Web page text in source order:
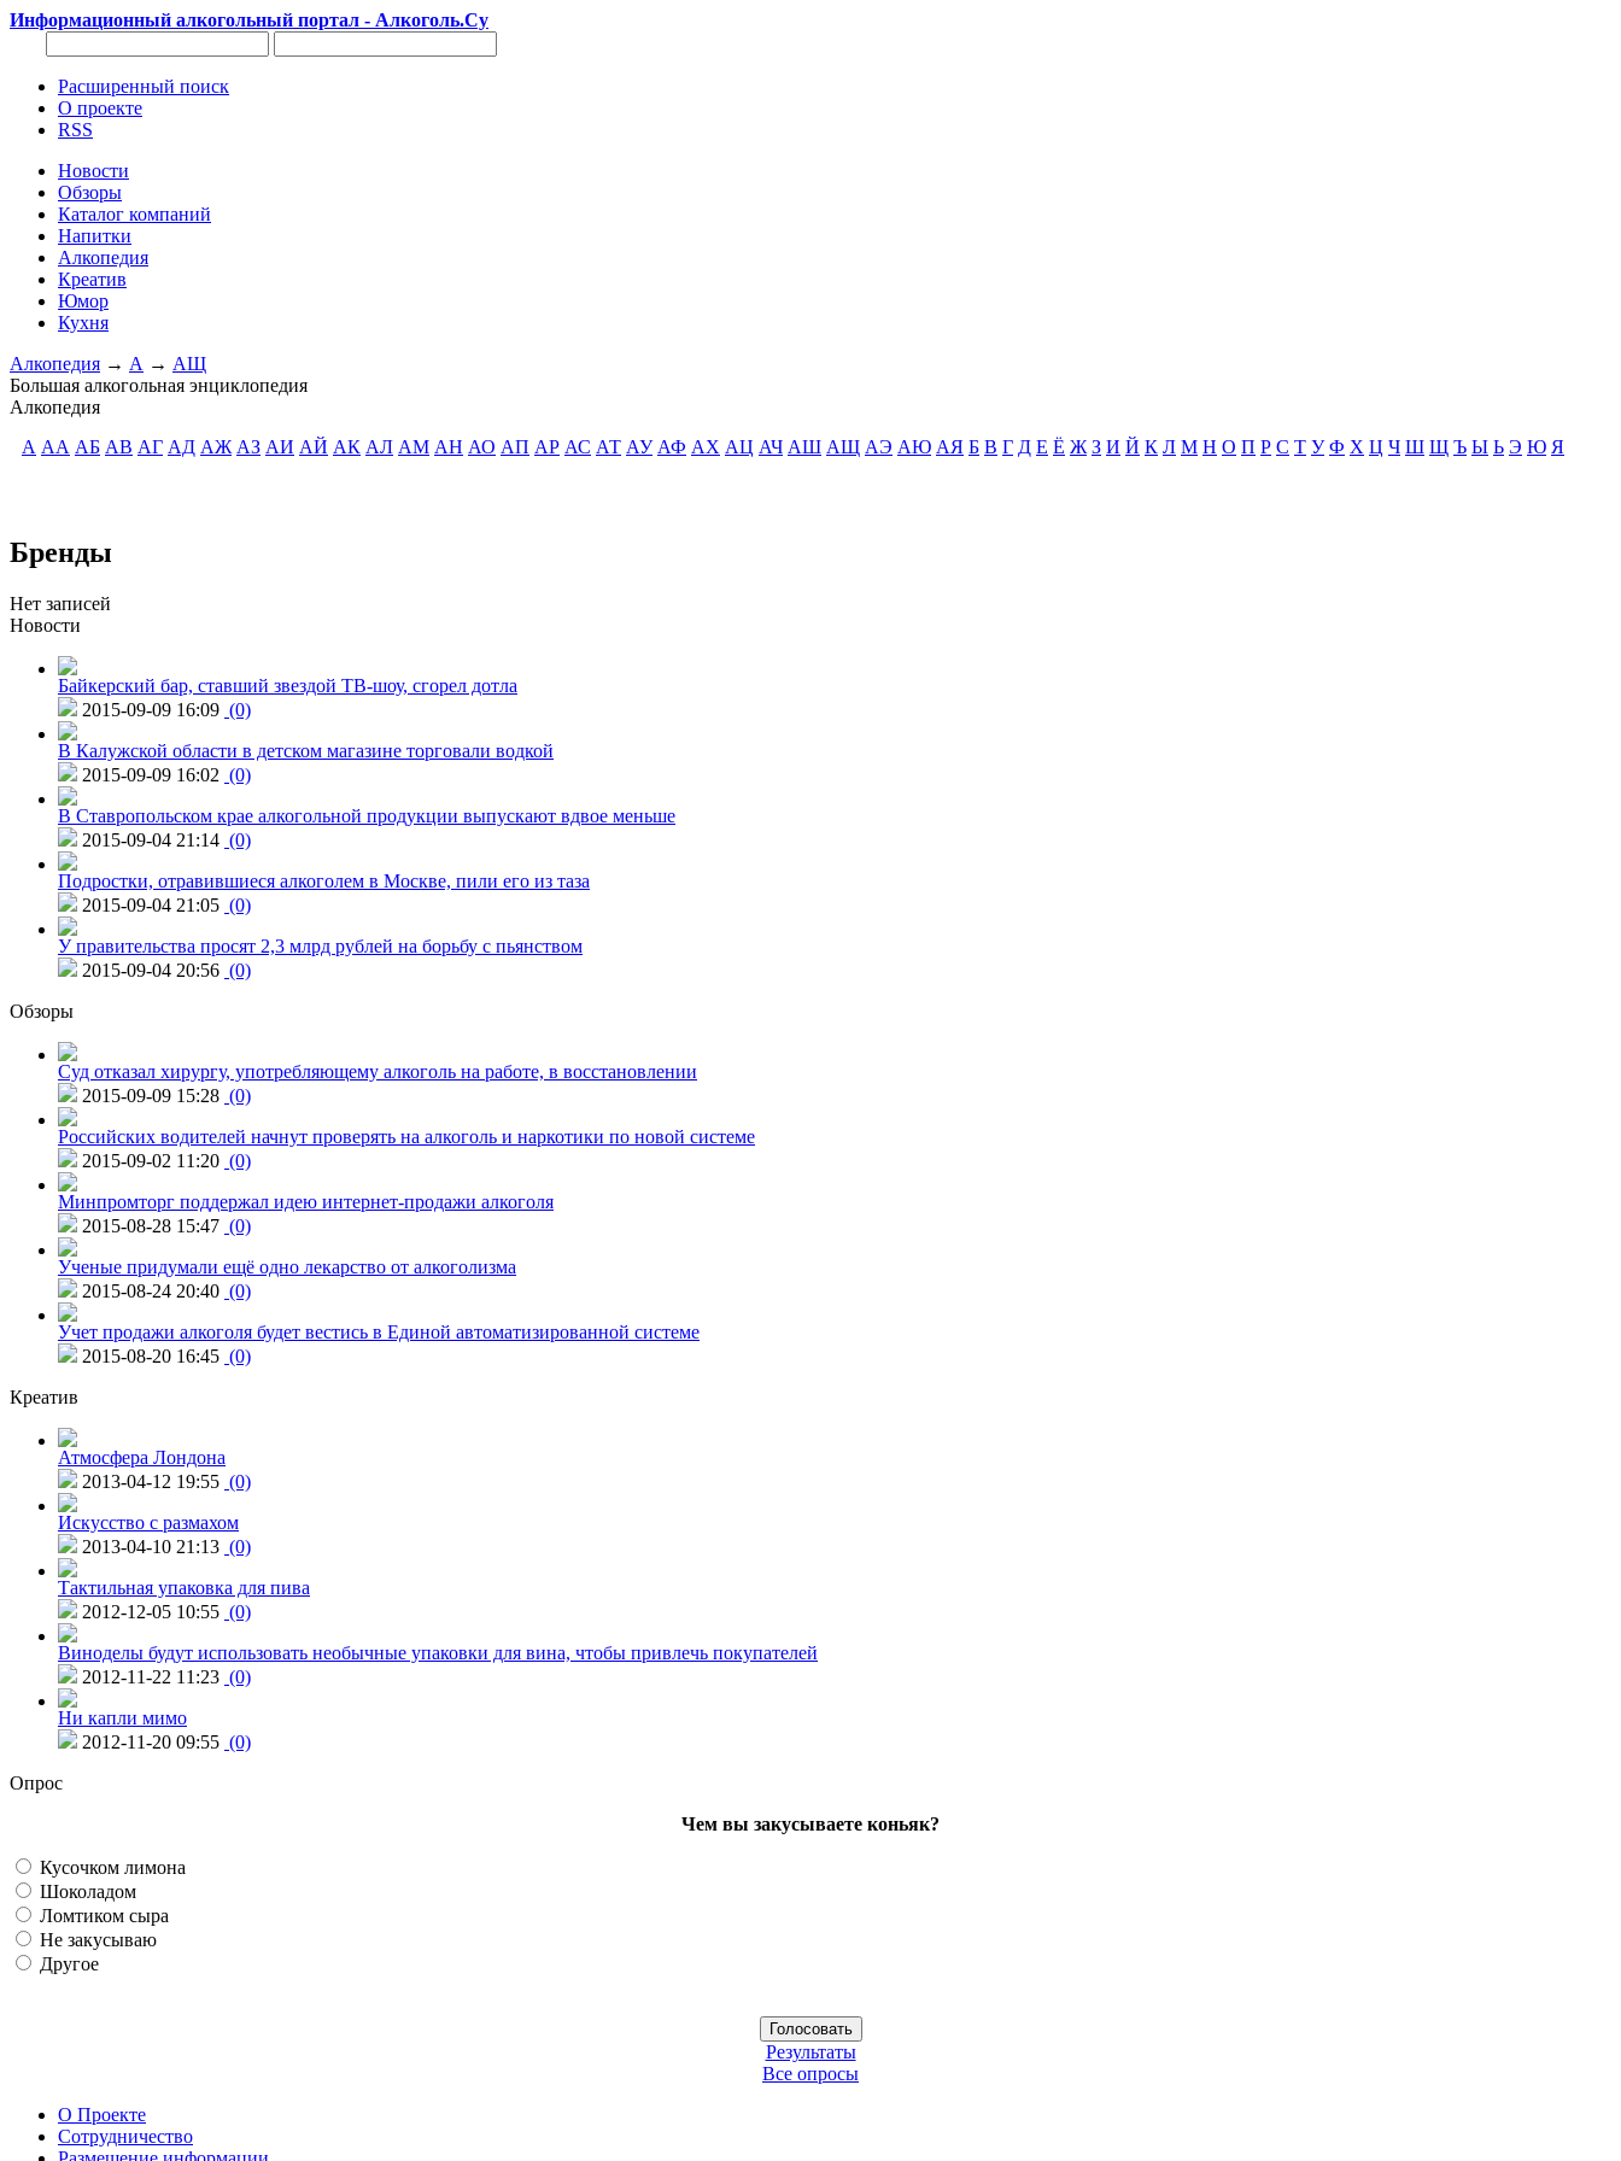
Информационный алкогольный портал - Алкоголь.Су
Расширенный поиск
О проекте
RSS
Новости
Обзоры
Каталог компаний
Напитки
Алкопедия
Креатив
Юмор
Кухня
Алкопедия → А → АЩ
Большая алкогольная энциклопедия
Алкопедия
А АА АБ АВ АГ АД АЖ АЗ АИ АЙ АК АЛ АМ АН АО АП АР АС АТ АУ АФ АХ АЦ АЧ АШ АЩ АЭ АЮ АЯ Б В Г Д Е Ё Ж З И Й К Л М Н О П Р С Т У Ф Х Ц Ч Ш Щ Ъ Ы Ь Э Ю Я
Бренды
Нет записей
Новости
Байкерский бар, ставший звездой ТВ-шоу, сгорел дотла
2015-09-09 16:09 (0)
В Калужской области в детском магазине торговали водкой
2015-09-09 16:02 (0)
В Ставропольском крае алкогольной продукции выпускают вдвое меньше
2015-09-04 21:14 (0)
Подростки, отравившиеся алкоголем в Москве, пили его из таза
2015-09-04 21:05 (0)
У правительства просят 2,3 млрд рублей на борьбу с пьянством
2015-09-04 20:56 (0)
Обзоры
Суд отказал хирургу, употребляющему алкоголь на работе, в восстановлении
2015-09-09 15:28 (0)
Российских водителей начнут проверять на алкоголь и наркотики по новой системе
2015-09-02 11:20 (0)
Минпромторг поддержал идею интернет-продажи алкоголя
2015-08-28 15:47 (0)
Ученые придумали ещё одно лекарство от алкоголизма
2015-08-24 20:40 (0)
Учет продажи алкоголя будет вестись в Единой автоматизированной системе
2015-08-20 16:45 (0)
Креатив
Атмосфера Лондона
2013-04-12 19:55 (0)
Искусство с размахом
2013-04-10 21:13 (0)
Тактильная упаковка для пива
2012-12-05 10:55 (0)
Виноделы будут использовать необычные упаковки для вина, чтобы привлечь покупателей
2012-11-22 11:23 (0)
Ни капли мимо
2012-11-20 09:55 (0)
Опрос
Чем вы закусываете коньяк?
Кусочком лимона
Шоколадом
Ломтиком сыра
Не закусываю
Другое
Результаты
Все опросы
О Проекте
Сотрудничество